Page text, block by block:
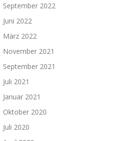
September 2022
Juni 2022
März 2022
November 2021
September 2021
Juli 2021
Januar 2021
Oktober 2020
Juli 2020